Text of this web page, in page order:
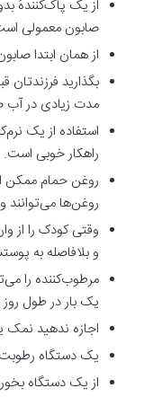
از یک پاک‌کنندهٔ
صابون معمولی
از همان ابتدا
بگذارید
مدت زیادی در آب
استفاده از یک
راهکار خوبی است.
روغن حمام ممکن
روغن‌ها می‌توانند
وقتی کودک را از
و بلافاصله به
مرطوب‌کننده را
یک بار در طول
اجازه ندهید
یک دستگاه
از یک دستگاه